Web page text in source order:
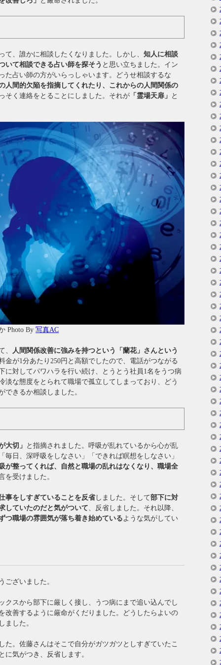
、誰かに相談したくなりました。しかし、 知人に相談
いて相談できる占い師を探そう と思い立ちました。イン
た占い師の方がいらっしゃいます。どうせ相談するな
人間的欠陥を指摘してくれたり、これからの人間関係の
そく連絡をとることにしました。それが 「霊場天扉」 と
Photo By 写真AC
、
人間関係改善に強みを持つという「蘭花」さんという
金が1分あたり250円と高額でしたので、電話がつながる
に対してパワハラを行い続け、とうとう社員1名をうつ病
淡な態度をとられて職場で孤立してしまっており、どう
できるか相談しました。
大切」 と指摘されました。呼吸が乱れているから心が乱
日、深呼吸をしなさい」「できれば瞑想をしなさい」
が整ってくれば、自然と職場の乱れはなくなり、職場全
を受けました。
事をしすぎていることを反省しました。そして部下に対
していたのだと気がついて 、反省しました。それ以降、
つ職場の雰囲気が落ち着き始めている ような気がしてい
ございました。
クスから部下に厳しく接し、うつ病にまで追い込んでし
改善するように厳命がくだりました。どうしたらよいの
ました。
た。佐藤さんはそこで自分がガツガツとしすぎていたこ
に気がつき、反省します。